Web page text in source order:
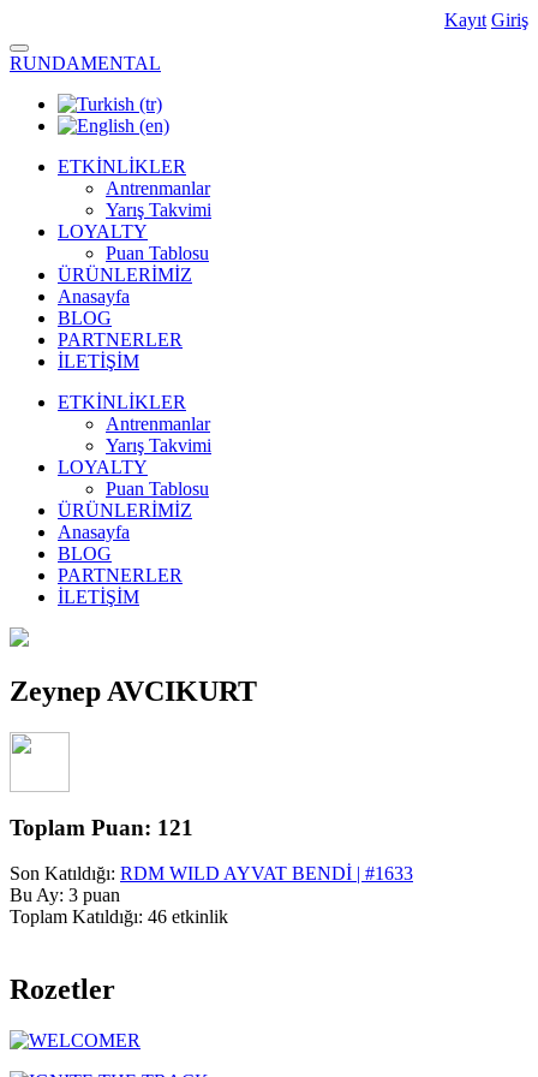
Kayıt Giriş
RUNDAMENTAL
ETKİNLİKLER
Antrenmanlar
Yarış Takvimi
LOYALTY
Puan Tablosu
ÜRÜNLERİMİZ
Anasayfa
BLOG
PARTNERLER
İLETİŞİM
ETKİNLİKLER
Antrenmanlar
Yarış Takvimi
LOYALTY
Puan Tablosu
ÜRÜNLERİMİZ
Anasayfa
BLOG
PARTNERLER
İLETİŞİM
Zeynep AVCIKURT
Toplam Puan: 121
Son Katıldığı: RDM WILD AYVAT BENDİ | #1633
Bu Ay: 3 puan
Toplam Katıldığı: 46 etkinlik
Rozetler